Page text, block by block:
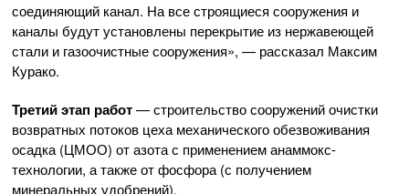
соединяющий канал. На все строящиеся сооружения и
каналы будут установлены перекрытие из нержавеющей
стали и газоочистные сооружения», — рассказал Максим
Курако.
Третий этап работ— строительство сооружений очистки
возвратных потоков цеха механического обезвоживания
осадка (ЦМОО) от азота с применением анаммокс-
технологии, а также от фосфора (с получением
минеральных удобрений).